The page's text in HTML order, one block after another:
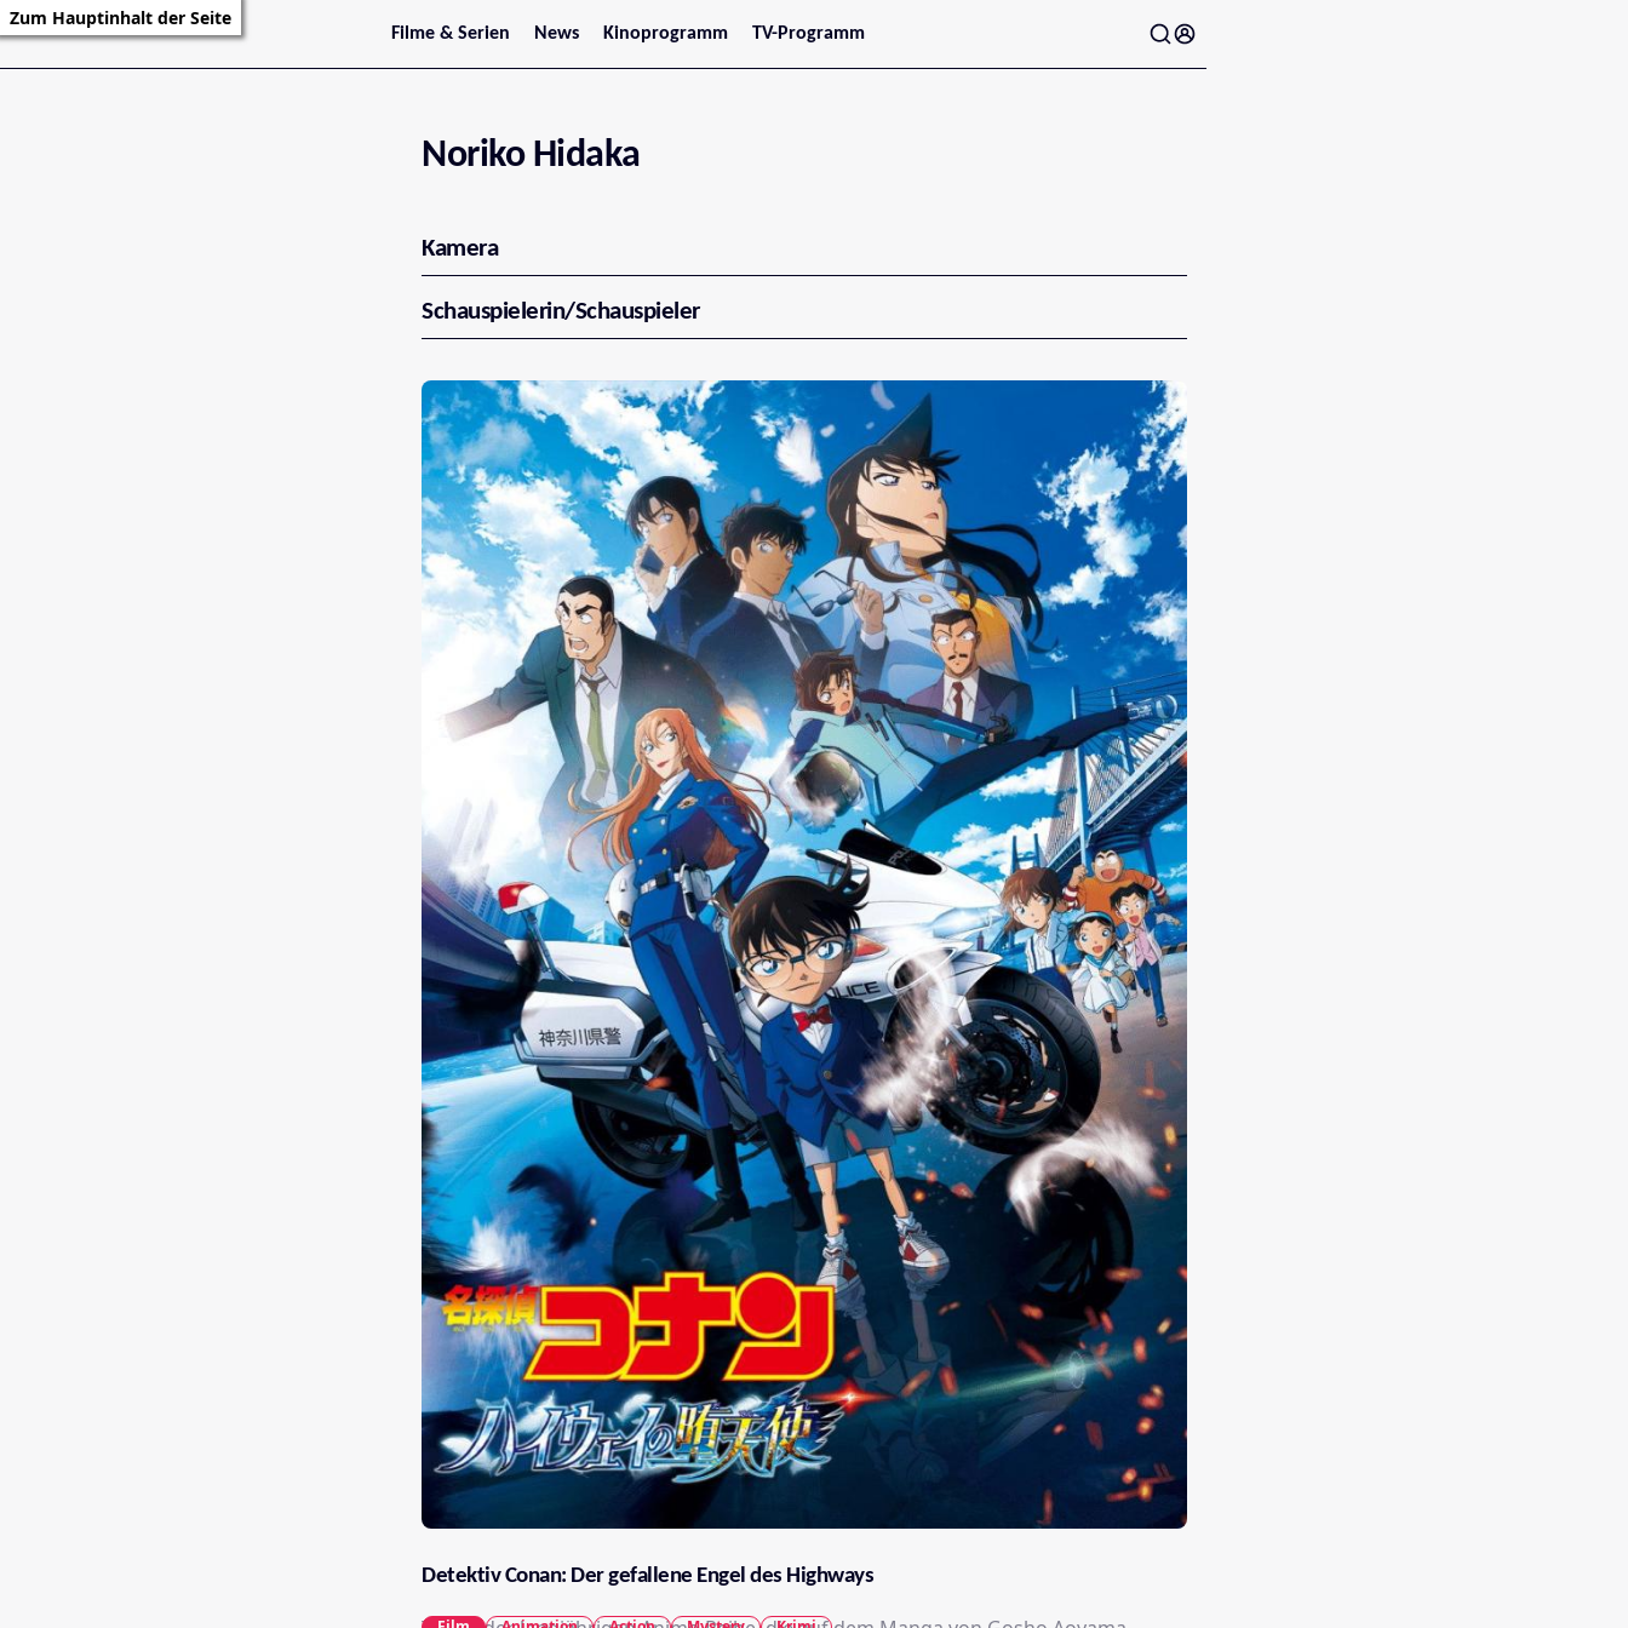
Zum Hauptinhalt der Seite
Filme & Serien
Trailer
Serienarchiv
News
Stars
Kinoprogramm
Jetzt im Kino
Oberösterreich
Tirol
Vorarlberg
TV-Programm
Noriko Hidaka
Kamera
Schauspielerin/Schauspieler
Detektiv Conan: Der gefallene Engel des Highways